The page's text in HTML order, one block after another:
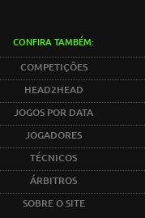
CONFIRA TAMBÉM:
COMPETIÇÕES
HEAD2HEAD
JOGOS POR DATA
JOGADORES
TÉCNICOS
ÁRBITROS
SOBRE O SITE